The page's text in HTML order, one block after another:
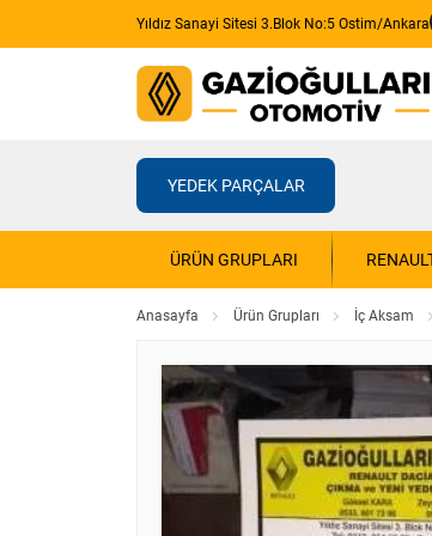
Yıldız Sanayi Sitesi 3.Blok No:5 Ostim/Ankara
YEDEK PARÇALAR
ÜRÜN GRUPLARI
Anasayfa Ürün Grupları İç Aksam